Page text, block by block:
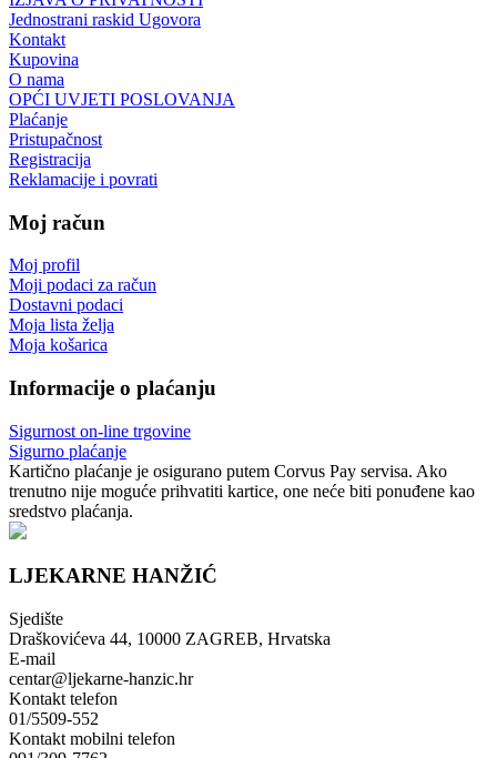
Jednostrani raskid Ugovora
Kontakt
Kupovina
O nama
OPĆI UVJETI POSLOVANJA
Plaćanje
Pristupačnost
Registracija
Reklamacije i povrati
Moj račun
Moj profil
Moji podaci za račun
Dostavni podaci
Moja lista želja
Moja košarica
Informacije o plaćanju
Sigurnost on-line trgovine
Sigurno plaćanje
Kartično plaćanje je osigurano putem Corvus Pay servisa. Ako
trenutno nije moguće prihvatiti kartice, one neće biti ponuđene kao
sredstvo plaćanja.
LJEKARNE HANŽIĆ
Sjedište
Draškovićeva 44, 10000 ZAGREB, Hrvatska
E-mail
centar@ljekarne-hanzic.hr
Kontakt telefon
01/5509-552
Kontakt mobilni telefon